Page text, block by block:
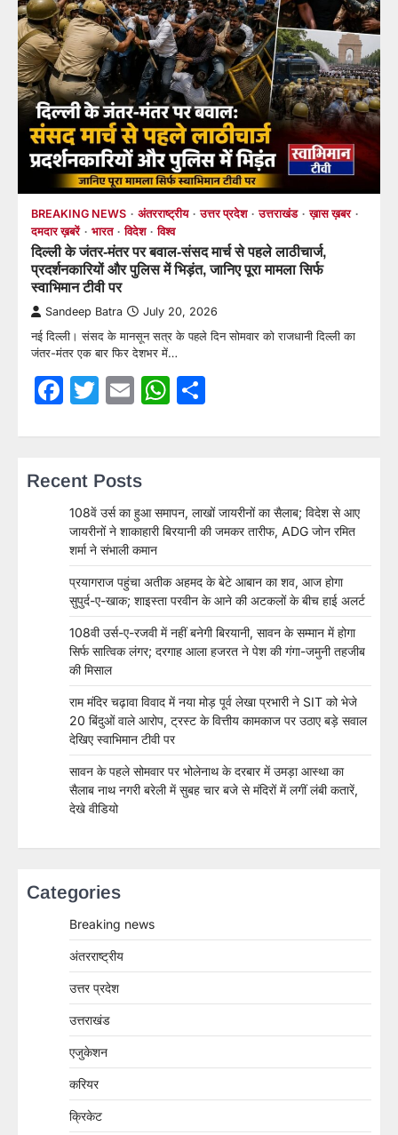
BREAKING NEWS अंतरराष्ट्रीय उत्तर प्रदेश उत्तराखंड
ख़ास ख़बर
दमदार ख़बरें
भारत विदेश विश्व
दिल्ली के जंतर-मंतर पर बवाल-संसद मार्च से पहले लाठीचार्ज,
प्रदर्शनकारियों और पुलिस में भिड़ंत, जानिए पूरा मामला सिर्फ
स्वाभिमान टीवी पर
Sandeep Batra July 20, 2026
नई दिल्ली। संसद के मानसून सत्र के पहले दिन सोमवार को राजधानी दिल्ली का
जंतर-मंतर एक बार फिर देशभर में…
Facebook
Twitter
EmailWhatsApp
Recent Posts
108वें उर्स का हुआ समापन, लाखों जायरीनों का सैलाब; विदेश से आए
जायरीनों ने शाकाहारी बिरयानी की जमकर तारीफ, ADG जोन रमित
शर्मा ने संभाली कमान
प्रयागराज पहुंचा अतीक अहमद के बेटे आबान का शव, आज होगा
सुपुर्द-ए-खाक; शाइस्ता परवीन के आने की अटकलों के बीच हाई अलर्ट
108वी उर्स-ए-रजवी में नहीं बनेगी बिरयानी, सावन के सम्मान में होगा
सिर्फ सात्विक लंगर; दरगाह आला हजरत ने पेश की गंगा-जमुनी तहजीब
की मिसाल
राम मंदिर चढ़ावा विवाद में नया मोड़ पूर्व लेखा प्रभारी ने SIT को भेजे
20 बिंदुओं वाले आरोप, ट्रस्ट के वित्तीय कामकाज पर उठाए बड़े सवाल
देखिए स्वाभिमान टीवी पर
सावन के पहले सोमवार पर भोलेनाथ के दरबार में उमड़ा आस्था का
सैलाब नाथ नगरी बरेली में सुबह चार बजे से मंदिरों में लगीं लंबी कतारें,
देखे वीडियो
Categories
Breaking news
अंतरराष्ट्रीय
उत्तर प्रदेश
उत्तराखंड
एजुकेशन
करियर
क्रिकेट